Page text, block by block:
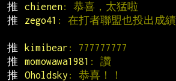
推
chienen: 恭喜，太猛啦
推
zego41 : 在打者聯盟也投出成
推
kimibear : 777777777
推
momowawa1981 : 讚
推
Oholdsky : 恭喜！！